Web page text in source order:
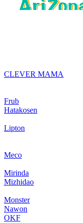
CLEVER MAMA
Frub
Hatakosen
Lipton
Meco
Mirinda
Mizhidao
Monster
Nawon
OKF